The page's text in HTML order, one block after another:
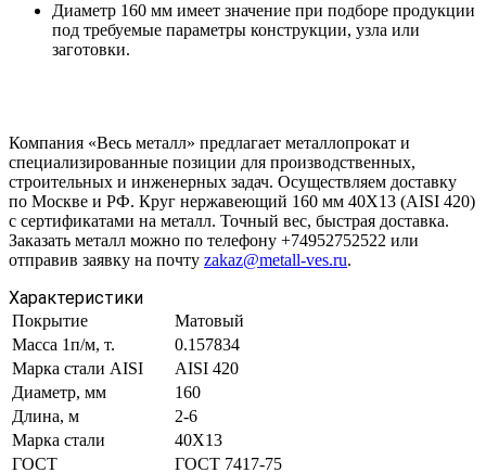
Диаметр 160 мм имеет значение при подборе продукции
под требуемые параметры конструкции, узла или
заготовки.
Компания «Весь металл» предлагает металлопрокат и
специализированные позиции для производственных,
строительных и инженерных задач. Осуществляем доставку
по Москве и РФ. Круг нержавеющий 160 мм 40Х13 (AISI 420)
с сертификатами на металл. Точный вес, быстрая доставка.
Заказать металл можно по телефону +74952752522 или
отправив заявку на почту zakaz@metall-ves.ru.
Характеристики
Покрытие
Матовый
Масса 1п/м, т.
0.157834
Марка стали AISI
AISI 420
Диаметр, мм
160
Длина, м
2-6
Марка стали
40Х13
ГОСТ
ГОСТ 7417-75